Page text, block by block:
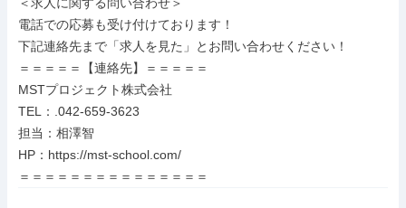
電話での応募も受け付けております！
下記連絡先まで「求人を見た」とお問い合わせください！
＝＝＝＝＝【連絡先】＝＝＝＝＝
MSTプロジェクト株式会社
TEL：.042-659-3623
担当：相澤智
HP：https://mst-school.com/
＝＝＝＝＝＝＝＝＝＝＝＝＝＝＝